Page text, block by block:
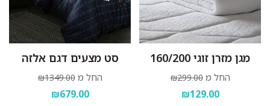
מגן מזרן זוגי 160/200
החל מ ₪299.00
₪129.00
סט מצעים דגם אלזה
החל מ ₪1349.00
₪679.00